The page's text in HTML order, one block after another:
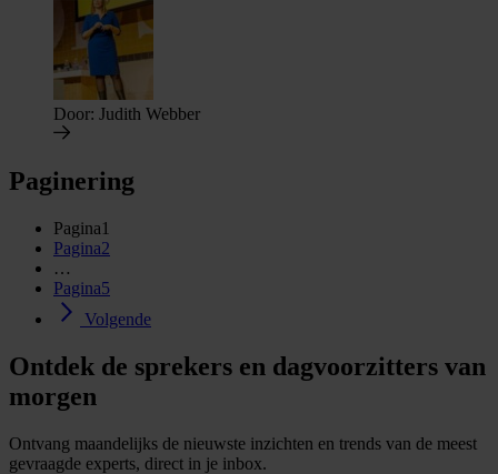
Door: Judith Webber
Paginering
Pagina1
Pagina2
…
Pagina5
Volgende
Ontdek de sprekers en dagvoorzitters van
morgen
Ontvang maandelijks de nieuwste inzichten en trends van de meest
gevraagde experts, direct in je inbox.